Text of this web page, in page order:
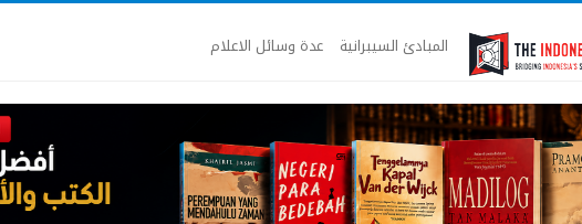
المبادئ السيبرانية عدة وسائل الاعلام